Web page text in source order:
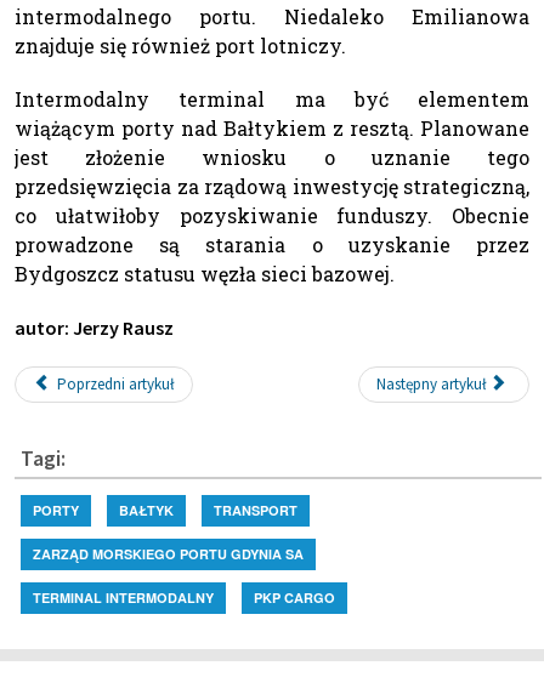
intermodalnego portu. Niedaleko Emilianowa
znajduje się również port lotniczy.
Intermodalny terminal ma być elementem
wiążącym porty nad Bałtykiem z resztą. Planowane
jest złożenie wniosku o uznanie tego
przedsięwzięcia za rządową inwestycję strategiczną,
co ułatwiłoby pozyskiwanie funduszy. Obecnie
prowadzone są starania o uzyskanie przez
Bydgoszcz statusu węzła sieci bazowej.
autor: Jerzy Rausz
Poprzedni artykuł Następny artykuł
Tagi:
PORTY BAŁTYK TRANSPORT
ZARZĄD MORSKIEGO PORTU GDYNIA SA
TERMINAL INTERMODALNY PKP CARGO